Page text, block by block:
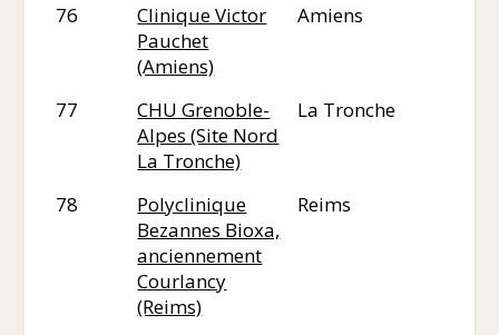
76
Clinique Victor
Pauchet
(Amiens)
Amiens
77
CHU Grenoble-
Alpes (Site Nord
La Tronche)
La Tronche
78
Polyclinique
Bezannes Bioxa,
anciennement
Courlancy
(Reims)
Reims